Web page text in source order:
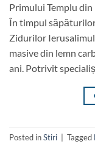
Primului Templu
În timpul
Zidurilor
masive din lemn
ani. Potrivit
Posted inStiri Tagged